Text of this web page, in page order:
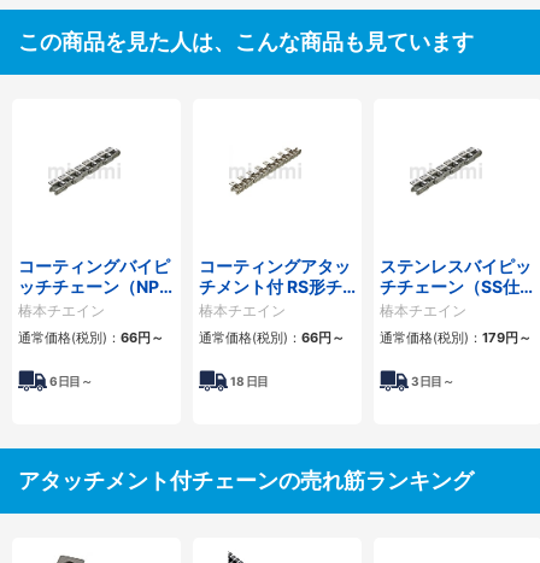
この商品を見た人は、こんな商品も見ています
コーティングバイピ
ッチチェーン（NP
仕様）
椿本チエイン
通常価格(税別)： 66円～
6日目～
コーティングアタッ
チメント付 RS形チ
ェーン（NEP仕様）
椿本チエイン
通常価格(税別)： 66円～
18 日目
ステンレスバイピッ
チチェーン（SS仕
様）
椿本チエイン
通常価格(税別)： 179円～
3日目～
アタッチメント付チェーンの売れ筋ランキング